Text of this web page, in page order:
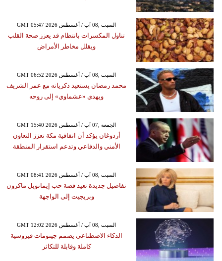
GMT 05:47 2026 السبت ,08 آب / أغسطس
تناول المكسرات بانتظام قد يعزز صحة القلب
ويقلل مخاطر الأمراض
GMT 06:52 2026 السبت ,08 آب / أغسطس
محمد رمضان يستعيد ذكرياته مع عمر الشريف
ويهدي «عشماوي» إلى روحه
GMT 15:40 2026 الجمعة ,07 آب / أغسطس
أردوغان يؤكد أن اتفاقية مكة تعزز التعاون
الأمني والدفاعي وتدعم استقرار المنطقة
GMT 08:41 2026 السبت ,08 آب / أغسطس
تفاصيل جديدة تعيد قصة حب إيمانويل ماكرون
وبريجيت إلى الواجهة
GMT 12:02 2026 السبت ,08 آب / أغسطس
الذكاء الاصطناعي يصمم جينومات فيروسية
كاملة وقابلة للتكاثر